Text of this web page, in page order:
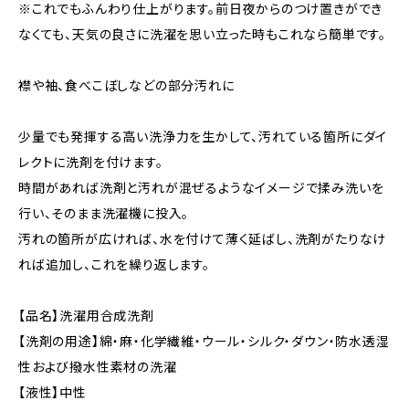
※これでもふんわり仕上がります。前日夜からのつけ置きができ
なくても、天気の良さに洗濯を思い立った時もこれなら簡単です。
襟や袖、食べこぼしなどの部分汚れに
少量でも発揮する高い洗浄力を生かして、汚れている箇所にダイ
レクトに洗剤を付けます。
時間があれば洗剤と汚れが混ぜるようなイメージで揉み洗いを
行い、そのまま洗濯機に投入。
汚れの箇所が広ければ、水を付けて薄く延ばし、洗剤がたりなけ
れば追加し、これを繰り返します。
【品名】洗濯用合成洗剤
【洗剤の用途】綿・麻・化学繊維・ウール・シルク・ダウン・防水透湿
性および撥水性素材の洗濯
【液性】中性